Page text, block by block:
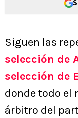
Siguen las
selección de
selección de
donde todo el
árbitro del